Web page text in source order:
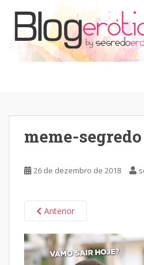
meme-segredo
26 de dezembro de 2018
Anterior